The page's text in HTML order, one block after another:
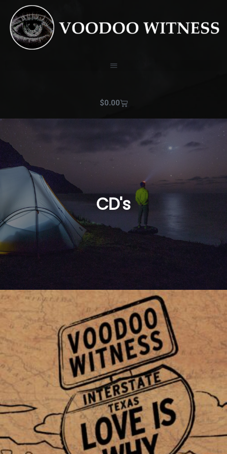
$0.00
CD's